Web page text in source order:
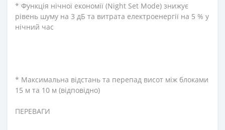
* Функція нічної економії (Night Set Mode) знижує
рівень шуму на 3 дБ та витрата електроенергії на 5 % у
нічний час
* Максимальна відстань та перепад висот між блоками
15 м та 10 м (відповідно)
ПЕРЕВАГИ